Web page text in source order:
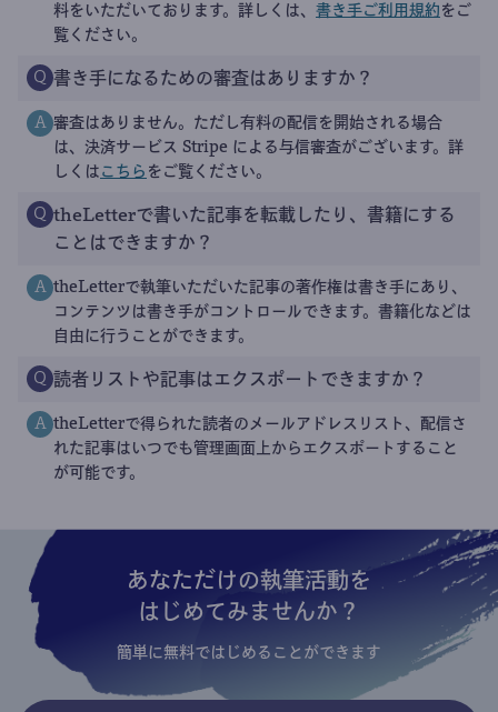
料をいただいております。詳しくは、 書き手ご利用規約 をご
覧ください。
Q 書き手になるための審査はありますか？
A 審査はありません。ただし有料の配信を開始される場合
は、決済サービス Stripe による与信審査がございます。詳
しくは こちら をご覧ください。
Q theLetterで書いた記事を転載したり、書籍にする
ことはできますか？
A theLetterで執筆いただいた記事の著作権は書き手にあり、
コンテンツは書き手がコントロールできます。書籍化などは
自由に行うことができます。
Q 読者リストや記事はエクスポートできますか？
A theLetterで得られた読者のメールアドレスリスト、配信さ
れた記事はいつでも管理画面上からエクスポートすること
が可能です。
あなただけの執筆活動を
はじめてみませんか？
簡単に無料ではじめることができます